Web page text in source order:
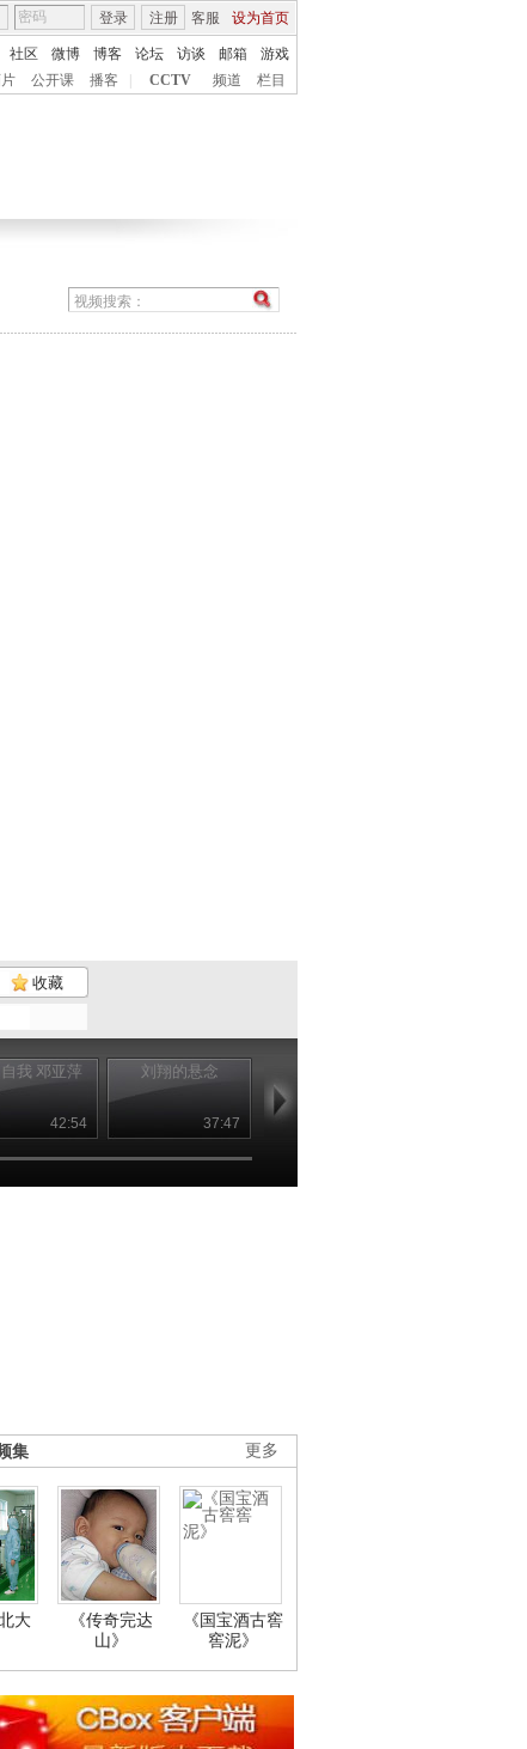
客服 设为首页
登录 注册
社区 微博 博客 论坛 访谈 邮箱
游戏
公开课 播客 CCTV 频道 栏目
收藏
我 邓亚萍
42:54
刘翔的悬念
37:47
更多
集
大
《传奇完达
山》
《国宝酒古窖
窖泥》